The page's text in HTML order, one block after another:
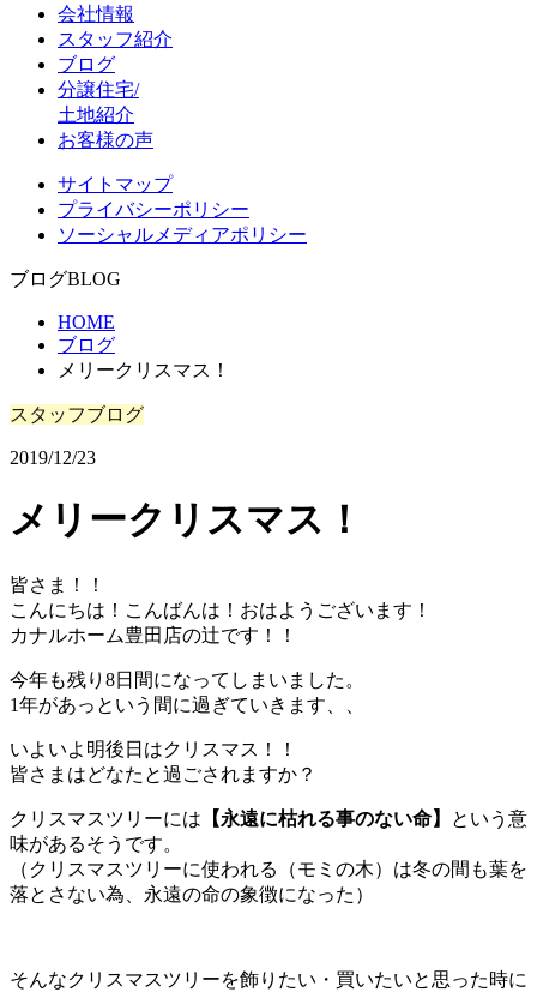
会社情報
スタッフ紹介
ブログ
分譲住宅/
土地紹介
お客様の声
サイトマップ
プライバシーポリシー
ソーシャルメディアポリシー
ブログBLOG
HOME
ブログ
メリークリスマス！
スタッフブログ
2019/12/23
メリークリスマス！
皆さま！！
こんにちは！こんばんは！おはようございます！
カナルホーム豊田店の辻です！！
今年も残り8日間になってしまいました。
1年があっという間に過ぎていきます、、
いよいよ明後日はクリスマス！！
皆さまはどなたと過ごされますか？
クリスマスツリーには 【永遠に枯れる事のない命】
という意
味があるそうです。
（クリスマスツリーに使われる（モミの木）は冬の間も葉を
落とさない為、永遠の命の象徴になった）
そんなクリスマスツリーを飾りたい・買いたいと思った時に